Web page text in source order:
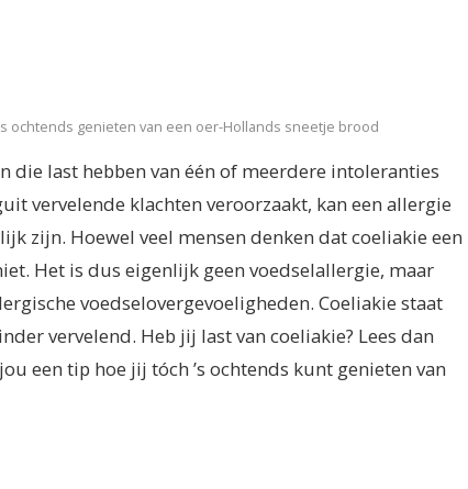
ochtends genieten van een oer-Hollands sneetje brood
die last hebben van één of meerdere intoleranties
vervelende klachten veroorzaakt, kan een allergie
zijn. Hoewel veel mensen denken dat coeliakie een
Het is dus eigenlijk geen voedselallergie, maar
voedselovergevoeligheden. Coeliakie staat
vervelend. Heb jij last van coeliakie? Lees dan
een tip hoe jij tóch ’s ochtends kunt genieten van